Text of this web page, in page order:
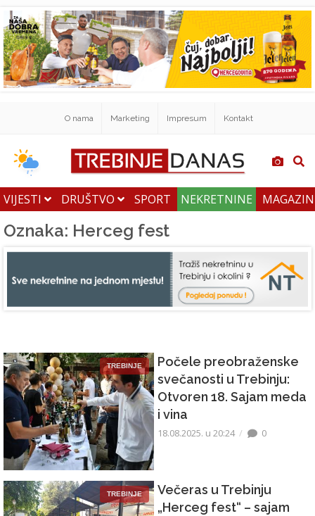
O nama Marketing Impresum Kontakt
VIJESTI DRUŠTVO SPORT NEKRETNINE
Oznaka: Herceg fest
TREBINJE
Počele preobraženske
svečanosti u Trebinju:
Otvoren 18. Sajam meda
i vina
18.08.2025. u 20:24 0
TREBINJE
Večeras u Trebinju
„Herceg fest“ – sajam